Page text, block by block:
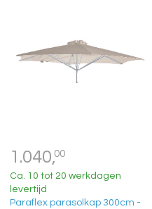
1.040,00
Ca. 10 tot 20 werkdagen
levertijd
Paraflex parasolkap 300cm -